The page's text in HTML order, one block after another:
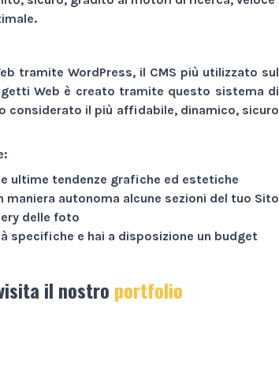
tramite WordPress, il CMS più utilizzato sul
Web è creato tramite questo sistema di
considerato il più affidabile, dinamico, sicuro
ultime tendenze grafiche ed estetiche
autonoma alcune sezioni del tuo Sito
delle foto
specifiche e hai a disposizione un budget
il nostro portfolio